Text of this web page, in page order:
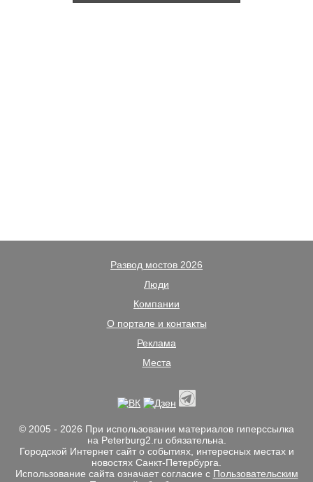
Развод мостов 2026
Люди
Компании
О портале и контакты
Реклама
Места
© 2005 - 2026 При использовании материалов гиперссылка
на Peterburg2.ru обязательна.
Городской Интернет сайт о событиях, интересных местах и
новостях Санкт-Петербурга.
Использование сайта означает согласие с Пользовательским